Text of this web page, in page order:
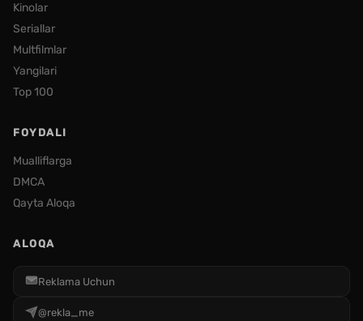
Kinolar
Seriallar
Multfilmlar
Yangilari
Top 100
FOYDALI
Mualliflarga
DMCA
Qayta Aloqa
ALOQA
Reklama Uchun
@rekla_me